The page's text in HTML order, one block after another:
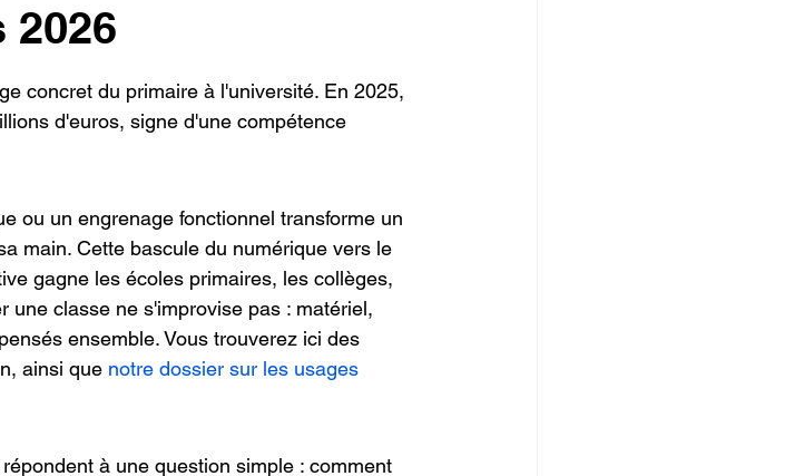
2026
concret du primaire à l'université. En 2025,
d'euros, signe d'une compétence
ou un engrenage fonctionnel transforme un
main. Cette bascule du numérique vers le
gagne les écoles primaires, les collèges,
une classe ne s'improvise pas : matériel,
ensemble. Vous trouverez ici des
ainsi que notre dossier sur les usages
répondent à une question simple : comment